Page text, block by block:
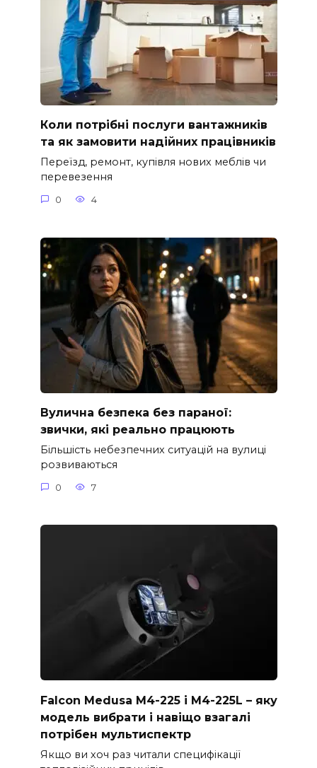
Коли потрібні послуги вантажників
та як замовити надійних працівників
Переїзд, ремонт, купівля нових меблів чи
перевезення
0 4
Вулична безпека без параної:
звички, які реально працюють
Більшість небезпечних ситуацій на вулиці
розвиваються
0 7
Falcon Medusa M4-225 і M4-225L – яку
модель вибрати і навіщо взагалі
потрібен мультиспектр
Якщо ви хоч раз читали специфікації